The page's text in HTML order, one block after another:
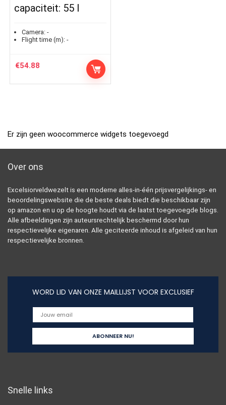
capaciteit: 55 l
Camera: -
Flight time (m): -
€54.88
Er zijn geen woocommerce widgets toegevoegd
Over ons
Excelsiorveldwezelt is een moderne alles-in-één prijsvergelijkings- en
beoordelingswebsite die de beste deals biedt die beschikbaar zijn
op amazon en u op de hoogte houdt via de laatst toegevoegde blogs.
Alle afbeeldingen zijn auteursrechtelijk beschermd door hun
respectievelijke eigenaren. Alle geciteerde inhoud is afgeleid van hun
respectievelijke bronnen.
WORD LID VAN ONZE MAILLIJST VOOR EXCLUSIEF
Snelle links